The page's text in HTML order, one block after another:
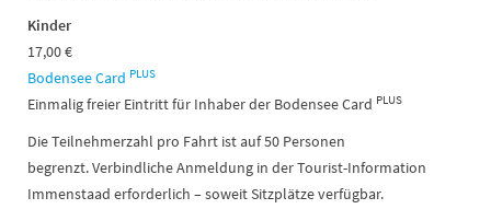
Kinder
17,00 €
Bodensee Card PLUS
Einmalig freier Eintritt für Inhaber der Bodensee Card PLUS
Die Teilnehmerzahl pro Fahrt ist auf 50 Personen
begrenzt. Verbindliche Anmeldung in der Tourist-Information
Immenstaad erforderlich – soweit Sitzplätze verfügbar.